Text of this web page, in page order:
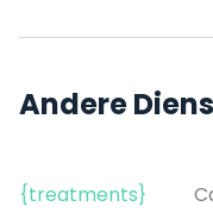
Andere
{treatments}